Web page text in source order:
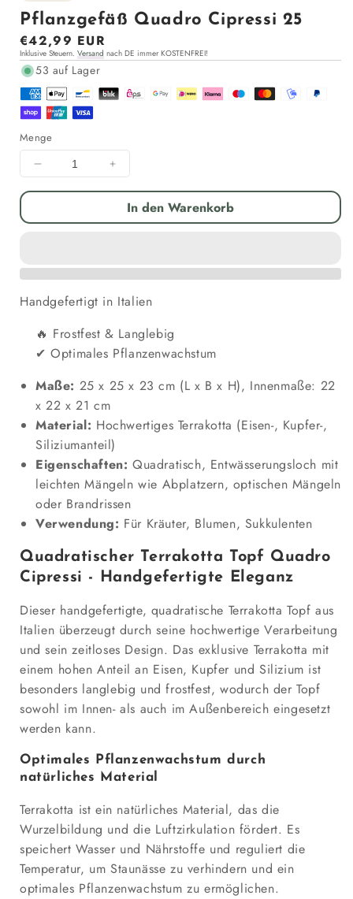
Pflanzgefäß Quadro Cipressi 25
Normaler
Preis
€42,99 EUR
Inklusive Steuern. Versand nach DE immer KOSTENFREI!
53 auf Lager
Menge
Menge
für
Quadro
verringern
Menge
für
Pflanzgefäß
Quadro
erhöhen
In den Warenkorb
Handgefertigt in Italien
Frostfest & Langlebig
Optimales Pflanzenwachstum
Maße: 25 x 25 x 23 cm (L x B x H), Innenmaße: 22
x 22 x 21 cm
Material: Hochwertiges Terrakotta (Eisen-, Kupfer-,
Siliziumanteil)
Eigenschaften: Quadratisch, Entwässerungsloch mit
leichten Mängeln wie Abplatzern, optischen Mängeln
oder Brandrissen
Verwendung: Für Kräuter, Blumen, Sukkulenten
Quadratischer Terrakotta Topf Quadro
Cipressi - Handgefertigte Eleganz
Dieser handgefertigte, quadratische Terrakotta Topf aus
Italien überzeugt durch seine hochwertige Verarbeitung
und sein zeitloses Design. Das exklusive Terrakotta mit
einem hohen Anteil an Eisen, Kupfer und Silizium ist
besonders langlebig und frostfest, wodurch der Topf
sowohl im Innen- als auch im Außenbereich eingesetzt
werden kann.
Optimales Pflanzenwachstum durch
natürliches Material
Terrakotta ist ein natürliches Material, das die
Wurzelbildung und die Luftzirkulation fördert. Es
speichert Wasser und Nährstoffe und reguliert die
Temperatur, um Staunässe zu verhindern und ein
optimales Pflanzenwachstum zu ermöglichen.